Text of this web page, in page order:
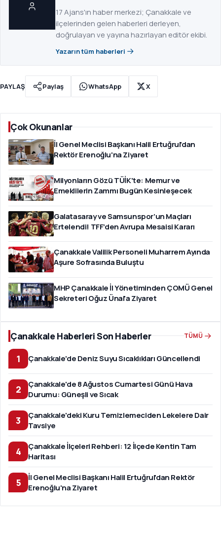
17 Ajans'ın haber merkezi; Çanakkale ve
ilçelerinden gelen haberleri derleyen,
doğrulayan ve yayına hazırlayan editör ekibi.
Yazarın tüm haberleri
PAYLAŞ Paylaş WhatsApp X
Çok Okunanlar
İl Genel Meclisi Başkanı Halil Ertuğrul'dan
Rektör Erenoğlu'na Ziyaret
Milyonların Gözü TÜİK'te: Memur ve
Emeklilerin Zammı Bugün Kesinleşecek
Galatasaray ve Samsunspor’un Maçları
Ertelendi! TFF’den Avrupa Mesaisi Kararı
Çanakkale Valilik Personeli Muharrem Ayında
Aşure Sofrasında Buluştu
MHP Çanakkale İl Yönetiminden ÇOMÜ Genel
Sekreteri Oğuz Ünal'a Ziyaret
Çanakkale Haberleri Son Haberler TÜMÜ
1 Çanakkale'de Deniz Suyu Sıcaklıkları Güncellendi
2
Çanakkale'de 8 Ağustos Cumartesi Günü Hava
Durumu: Güneşli ve Sıcak
3
Çanakkale'deki Kuru Temizlemeciden Lekelere Dair
Tavsiye
4
Çanakkale İlçeleri Rehberi: 12 İlçede Kentin Tam
Haritası
5
İl Genel Meclisi Başkanı Halil Ertuğrul'dan Rektör
Erenoğlu'na Ziyaret